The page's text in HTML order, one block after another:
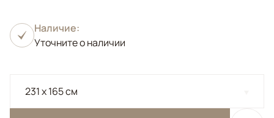
Наличие:
Уточните о наличии
231 x 165 см